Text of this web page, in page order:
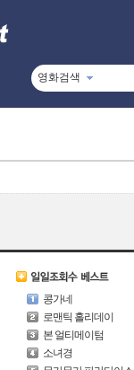
영화검색
콩가네
로맨틱 홀리데이
본 얼티메이텀
소녀경